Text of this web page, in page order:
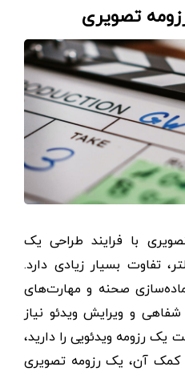
تصویری
با فرایند طراحی یک
تفاوت بسیار زیادی دارد.
صحنه و مهارت‌های
و ویرایش ویدئو نیاز
رزومه ویدئویی را دارید،
کمک آن، یک رزومه تصویری